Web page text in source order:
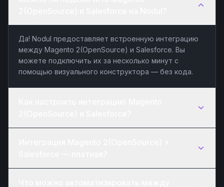
Да! Nodul предоставляет встроенную интеграцию
между Magento 2(OpenSource) и Salesforce. Вы
можете подключить их за несколько минут с
помощью визуального конструктора — без кода.